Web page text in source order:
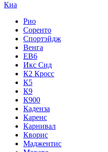
Киа
Рио
Соренто
Спортэйдж
Венга
ЕВ6
Икс Сид
К2 Кросс
К5
К9
К900
Каденза
Каренс
Карнивал
Кворис
Маджентис